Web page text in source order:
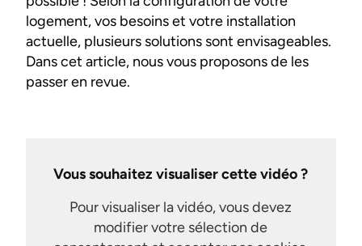
logement, vos besoins et votre installation
actuelle, plusieurs solutions sont envisageables.
Dans cet article, nous vous proposons de les
passer en revue.
Vous souhaitez visualiser cette vidéo ?
Pour visualiser la vidéo, vous devez
modifier votre sélection de